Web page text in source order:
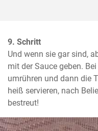
9. Schritt
Und wenn sie gar sind,
mit der Sauce geben.
umrühren und dann die
heiß servieren, nach
bestreut!